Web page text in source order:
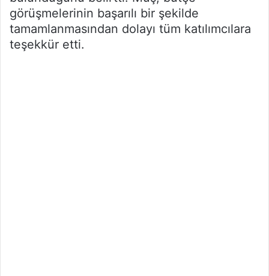
görüşmelerinin başarılı bir şekilde
tamamlanmasından dolayı tüm katılımcılara
teşekkür etti.